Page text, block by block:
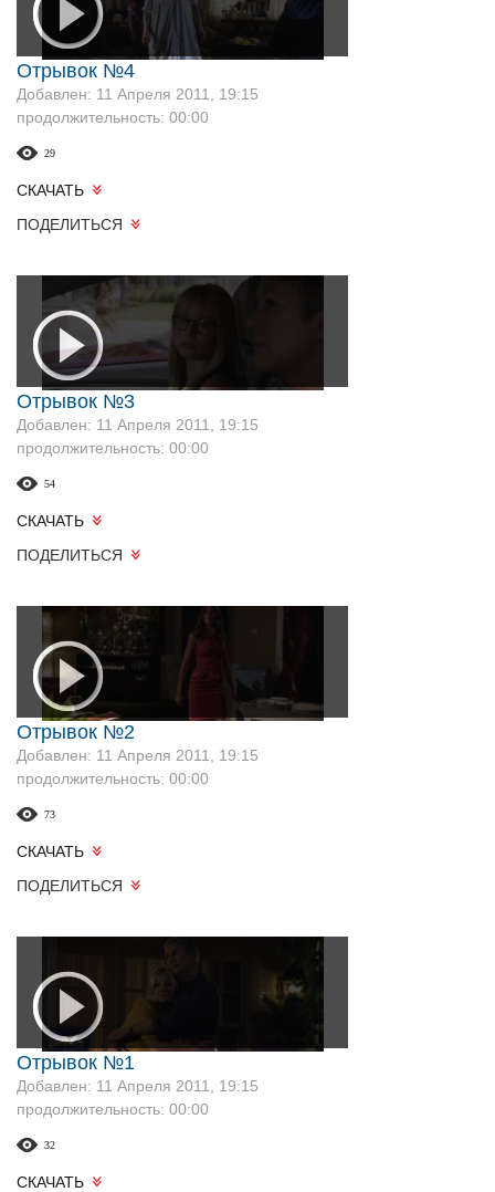
Отрывок №4
Добавлен: 11 Апреля 2011, 19:15
продолжительность: 00:00
29
СКАЧАТЬ
ПОДЕЛИТЬСЯ
Отрывок №3
Добавлен: 11 Апреля 2011, 19:15
продолжительность: 00:00
54
СКАЧАТЬ
ПОДЕЛИТЬСЯ
Отрывок №2
Добавлен: 11 Апреля 2011, 19:15
продолжительность: 00:00
73
СКАЧАТЬ
ПОДЕЛИТЬСЯ
Отрывок №1
Добавлен: 11 Апреля 2011, 19:15
продолжительность: 00:00
32
СКАЧАТЬ